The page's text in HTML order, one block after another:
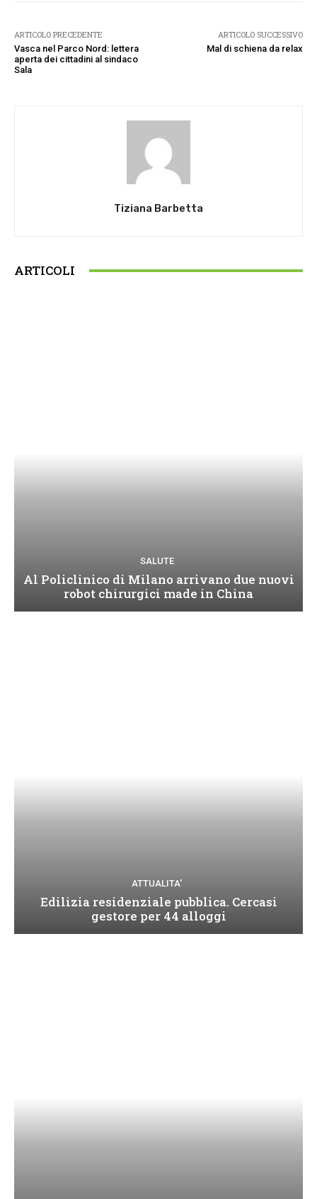
ARTICOLO PRECEDENTE
Vasca nel Parco Nord: lettera
aperta dei cittadini al sindaco
Sala
ARTICOLO SUCCESSIVO
Mal di schiena da relax
Tiziana Barbetta
ARTICOLI
SALUTE
Al Policlinico di Milano arrivano due nuovi
robot chirurgici made in China
ATTUALITA'
Edilizia residenziale pubblica. Cercasi
gestore per 44 alloggi